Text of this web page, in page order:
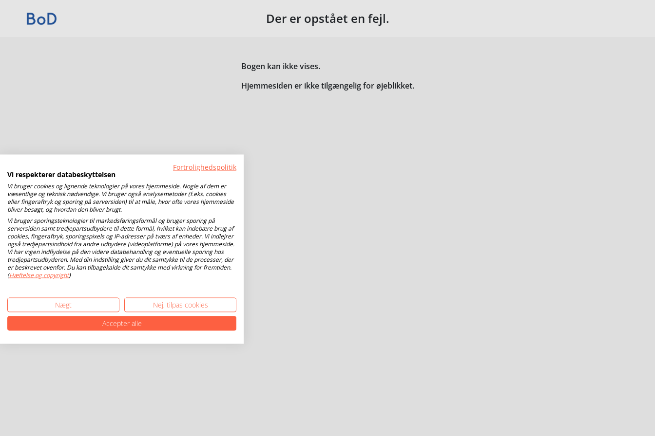
Der er opstået en fejl.
Bogen kan ikke vises.
Hjemmesiden er ikke tilgængelig for øjeblikket.
Fortrolighedspolitik
Vi respekterer databeskyttelsen
Vi bruger cookies og lignende teknologier på vores hjemmeside. Nogle af dem er
væsentlige og teknisk nødvendige. Vi bruger også analysemetoder (f.eks. cookies
eller fingeraftryk og sporing på serversiden) til at måle, hvor ofte vores hjemmeside
bliver besøgt, og hvordan den bliver brugt.
Vi bruger sporingsteknologier til markedsføringsformål og bruger sporing på
serversiden samt tredjepartsudbydere til dette formål, hvilket kan indebære brug af
cookies, fingeraftryk, sporingspixels og IP-adresser på tværs af enheder. Vi indlejrer
også tredjepartsindhold fra andre udbydere (videoplatforme) på vores hjemmeside.
Vi har ingen indflydelse på den videre databehandling og eventuelle sporing hos
tredjepartsudbyderen. Med din indstilling giver du dit samtykke til de processer, der
er beskrevet ovenfor. Du kan tilbagekalde dit samtykke med virkning for fremtiden.
(Hæftelse og copyright)
Nægt
Nej, tilpas cookies
Accepter alle